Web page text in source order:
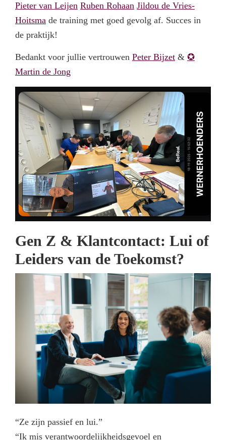
Pieter van Leijen Ruben Rohaan Jildou de Vries-
Hoitsma de training met goed gevolg af. Succes in
de praktijk!
Bedankt voor jullie vertrouwen Peter Bijzet & ✪
Martin de Jong
Gen Z & Klantcontact: Lui of
Leiders van de Toekomst?
“Ze zijn passief en lui.”
“Ik mis verantwoordelijkheidsgevoel en